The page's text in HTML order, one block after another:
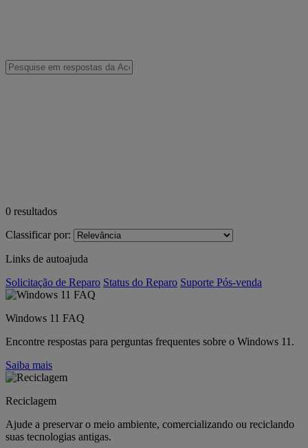
0 resultados
Classificar por:
Links de autoajuda
Solicitação de Reparo Status do Reparo Suporte Pós-venda
Windows 11 FAQ
Encontre respostas para perguntas frequentes sobre o Windows 11.
Saiba mais
Reciclagem
Ajude a preservar o meio ambiente, comercializando ou reciclando
suas tecnologias antigas.